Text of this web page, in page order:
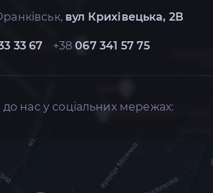
вул Крихівецька, 2В
33 67 +38067 341 57 75
нас у соціальних мережах: